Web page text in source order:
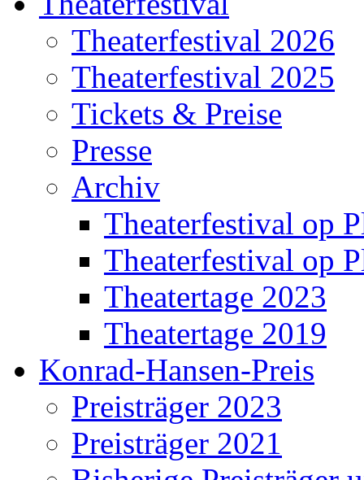
Theaterfestival 2026
Theaterfestival 2025
Tickets & Preise
Presse
Archiv
Theaterfestival op
Theaterfestival op
Theatertage 2023
Theatertage 2019
Konrad-Hansen-Preis
Preisträger 2023
Preisträger 2021